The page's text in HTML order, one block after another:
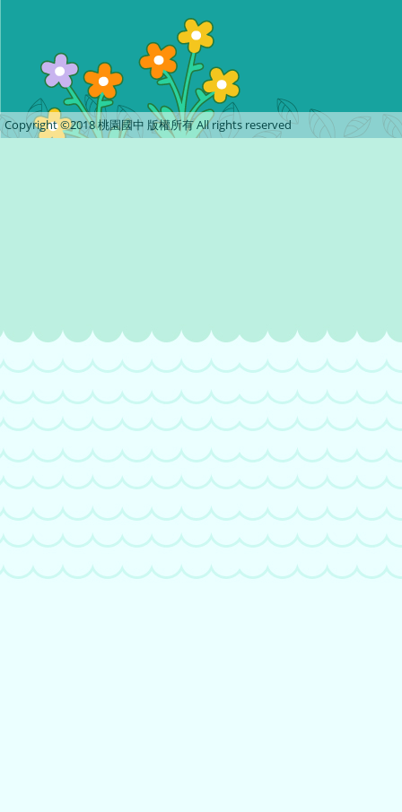
Copyright ©2018 桃園國中 版權所有 All rights reserved